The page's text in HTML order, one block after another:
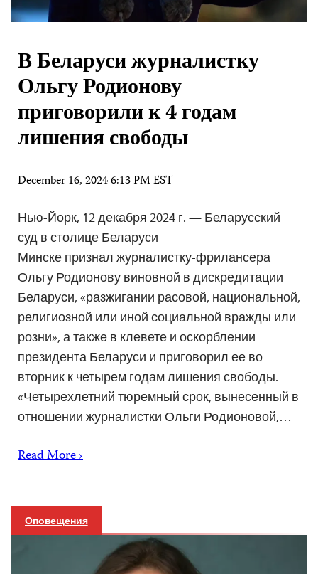
В Беларуси журналистку
Ольгу Родионову
приговорили к 4 годам
лишения свободы
December 16, 2024 6:13 PM EST
Нью-Йорк, 12 декабря 2024 г. — Беларусский
суд в столице Беларуси
Минске признал журналистку-фрилансера
Ольгу Родионову виновной в дискредитации
Беларуси, «разжигании расовой, национальной,
религиозной или иной социальной вражды или
розни», а также в клевете и оскорблении
президента Беларуси и приговорил ее во
вторник к четырем годам лишения свободы.
«Четырехлетний тюремный срок, вынесенный в
отношении журналистки Ольги Родионовой,…
Read More ›
Оповещения